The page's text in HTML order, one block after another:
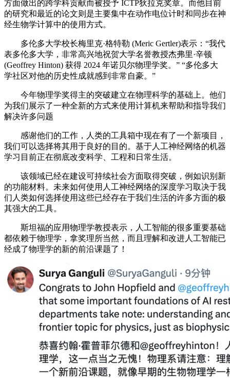
方面做出的跨学科贡献而被授予 ICTP狄拉克奖章。而他目前
的研究和最近的论文则是主要集中在动作电位计时和同步在神
经生物学计算中的使用方式。
多伦多大学校长梅里克·格特勒 (Meric Gertler)表示：“我代
表多伦多大学，非常高兴地祝贺大学名誉教授杰弗里·辛顿
(Geoffrey Hinton) 获得 2024 年诺贝尔物理学奖。” “多伦多大
学社区对他的历史性成就感到非常自豪。”
今年物理学奖得主的突破建立在物理科学的基础上。他们
为我们展示了一种全新的方式来使用计算机来帮助和指导我们
解决许多问题
感谢他们的工作，人类的工具箱中现在有了一个新项目，
我们可以选择将其用于良好的目的。基于人工神经网络的机器
学习目前正在彻底改变科学、工程和日常生活。
该领域已经在建设可持续社会方面取得突破，例如识别新
的功能材料。未来如何使用人工神经网络的深度学习取决于我
们人类如何选择使用这些已经存在于我们生活的许多方面的极
其强大的工具。
斯坦福的应用物理学教授表示，人工智能的很多重要基础
都依赖于物理学，拿奖理所当然，而且理解和改进人工智能已
经成了物理学的新的前沿课题了！